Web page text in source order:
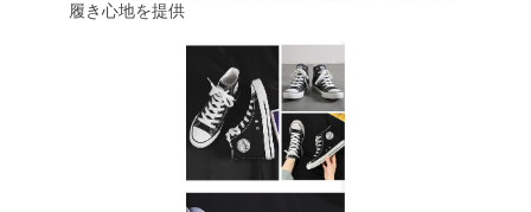
履き心地を提供